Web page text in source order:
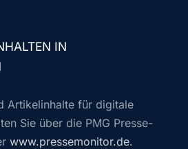
IN
Artikelinhalte für digitale
Sie über die PMG Presse-
www.pressemonitor.de.